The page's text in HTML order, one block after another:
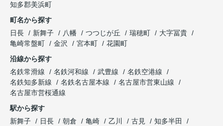
知多郡美浜町
町名から探す
日長
新舞子 八幡 つつじが丘 瑞穂町
大字冨貴
亀崎常盤町
金沢 宮本町
花園町
沿線から探す
名鉄常滑線
名鉄河和線 武豊線
名鉄空港線
名鉄知多新線
名鉄名古屋本線
名古屋市営東山線
名古屋市営桜通線
駅から探す
新舞子
日長 朝倉 亀崎 乙川 古見
知多半田